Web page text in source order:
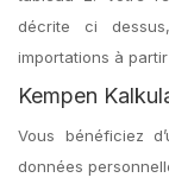
décrite ci
importations à
Kempen
Vous bénéficiez
données